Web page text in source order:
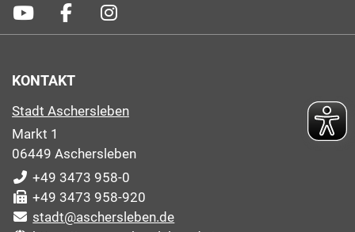
KONTAKT
Stadt Aschersleben
Markt 1
06449 Aschersleben
+49 3473 958-0
+49 3473 958-920
stadt@aschersleben.de